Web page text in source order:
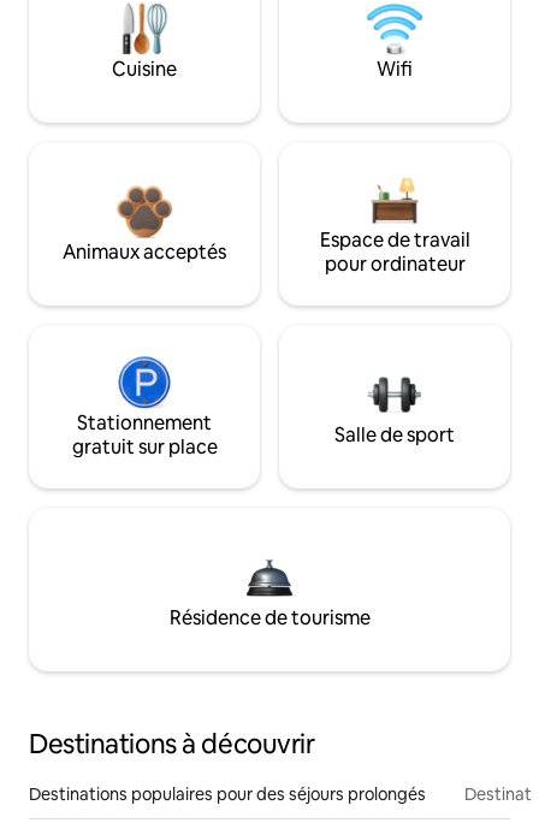
Cuisine Wifi
Animaux acceptés
Espace de travail
pour ordinateur
Stationnement
gratuit sur place
Salle de sport
Résidence de tourisme
Destinations à découvrir
Destinations populaires pour des séjours prolongés